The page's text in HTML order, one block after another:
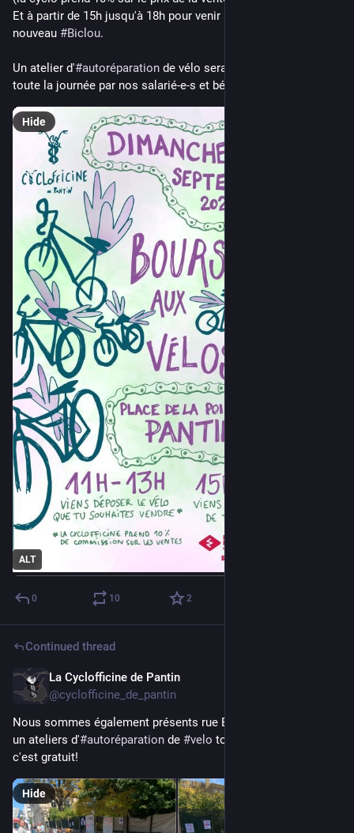
Et à partir de 15h jusqu'à 18h pour venir acquérir votre
nouveau #Biclou.
Un atelier d'#autoréparation de vélo sera également animé
toute la journée par nos salarié-e-s et bénévoles.
ALT
Hide
0 10 2
Continued thread
La Cyclofficine de Pantin
@cyclofficine_de_pantin
Nous sommes également présents rue Étienne D'Orves pour
un ateliers d'#autoréparation de #velo toute la journée. Venez
c'est gratuit!
Hide